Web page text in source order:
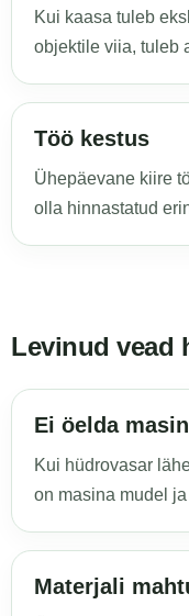
Kui kaasa tuleb
objektile viia, tuleb
Töö kestus
Ühepäevane kiire
olla hinnastatud
Levinud vead
Ei öelda
Kui hüdrovasar
on masina mudel
Materjali